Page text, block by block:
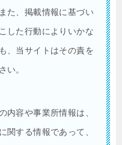
た、掲載情報に基づい
した行動によりいかな
、当サイトはその責を
い。
内容や事業所情報は、
関する情報であって、